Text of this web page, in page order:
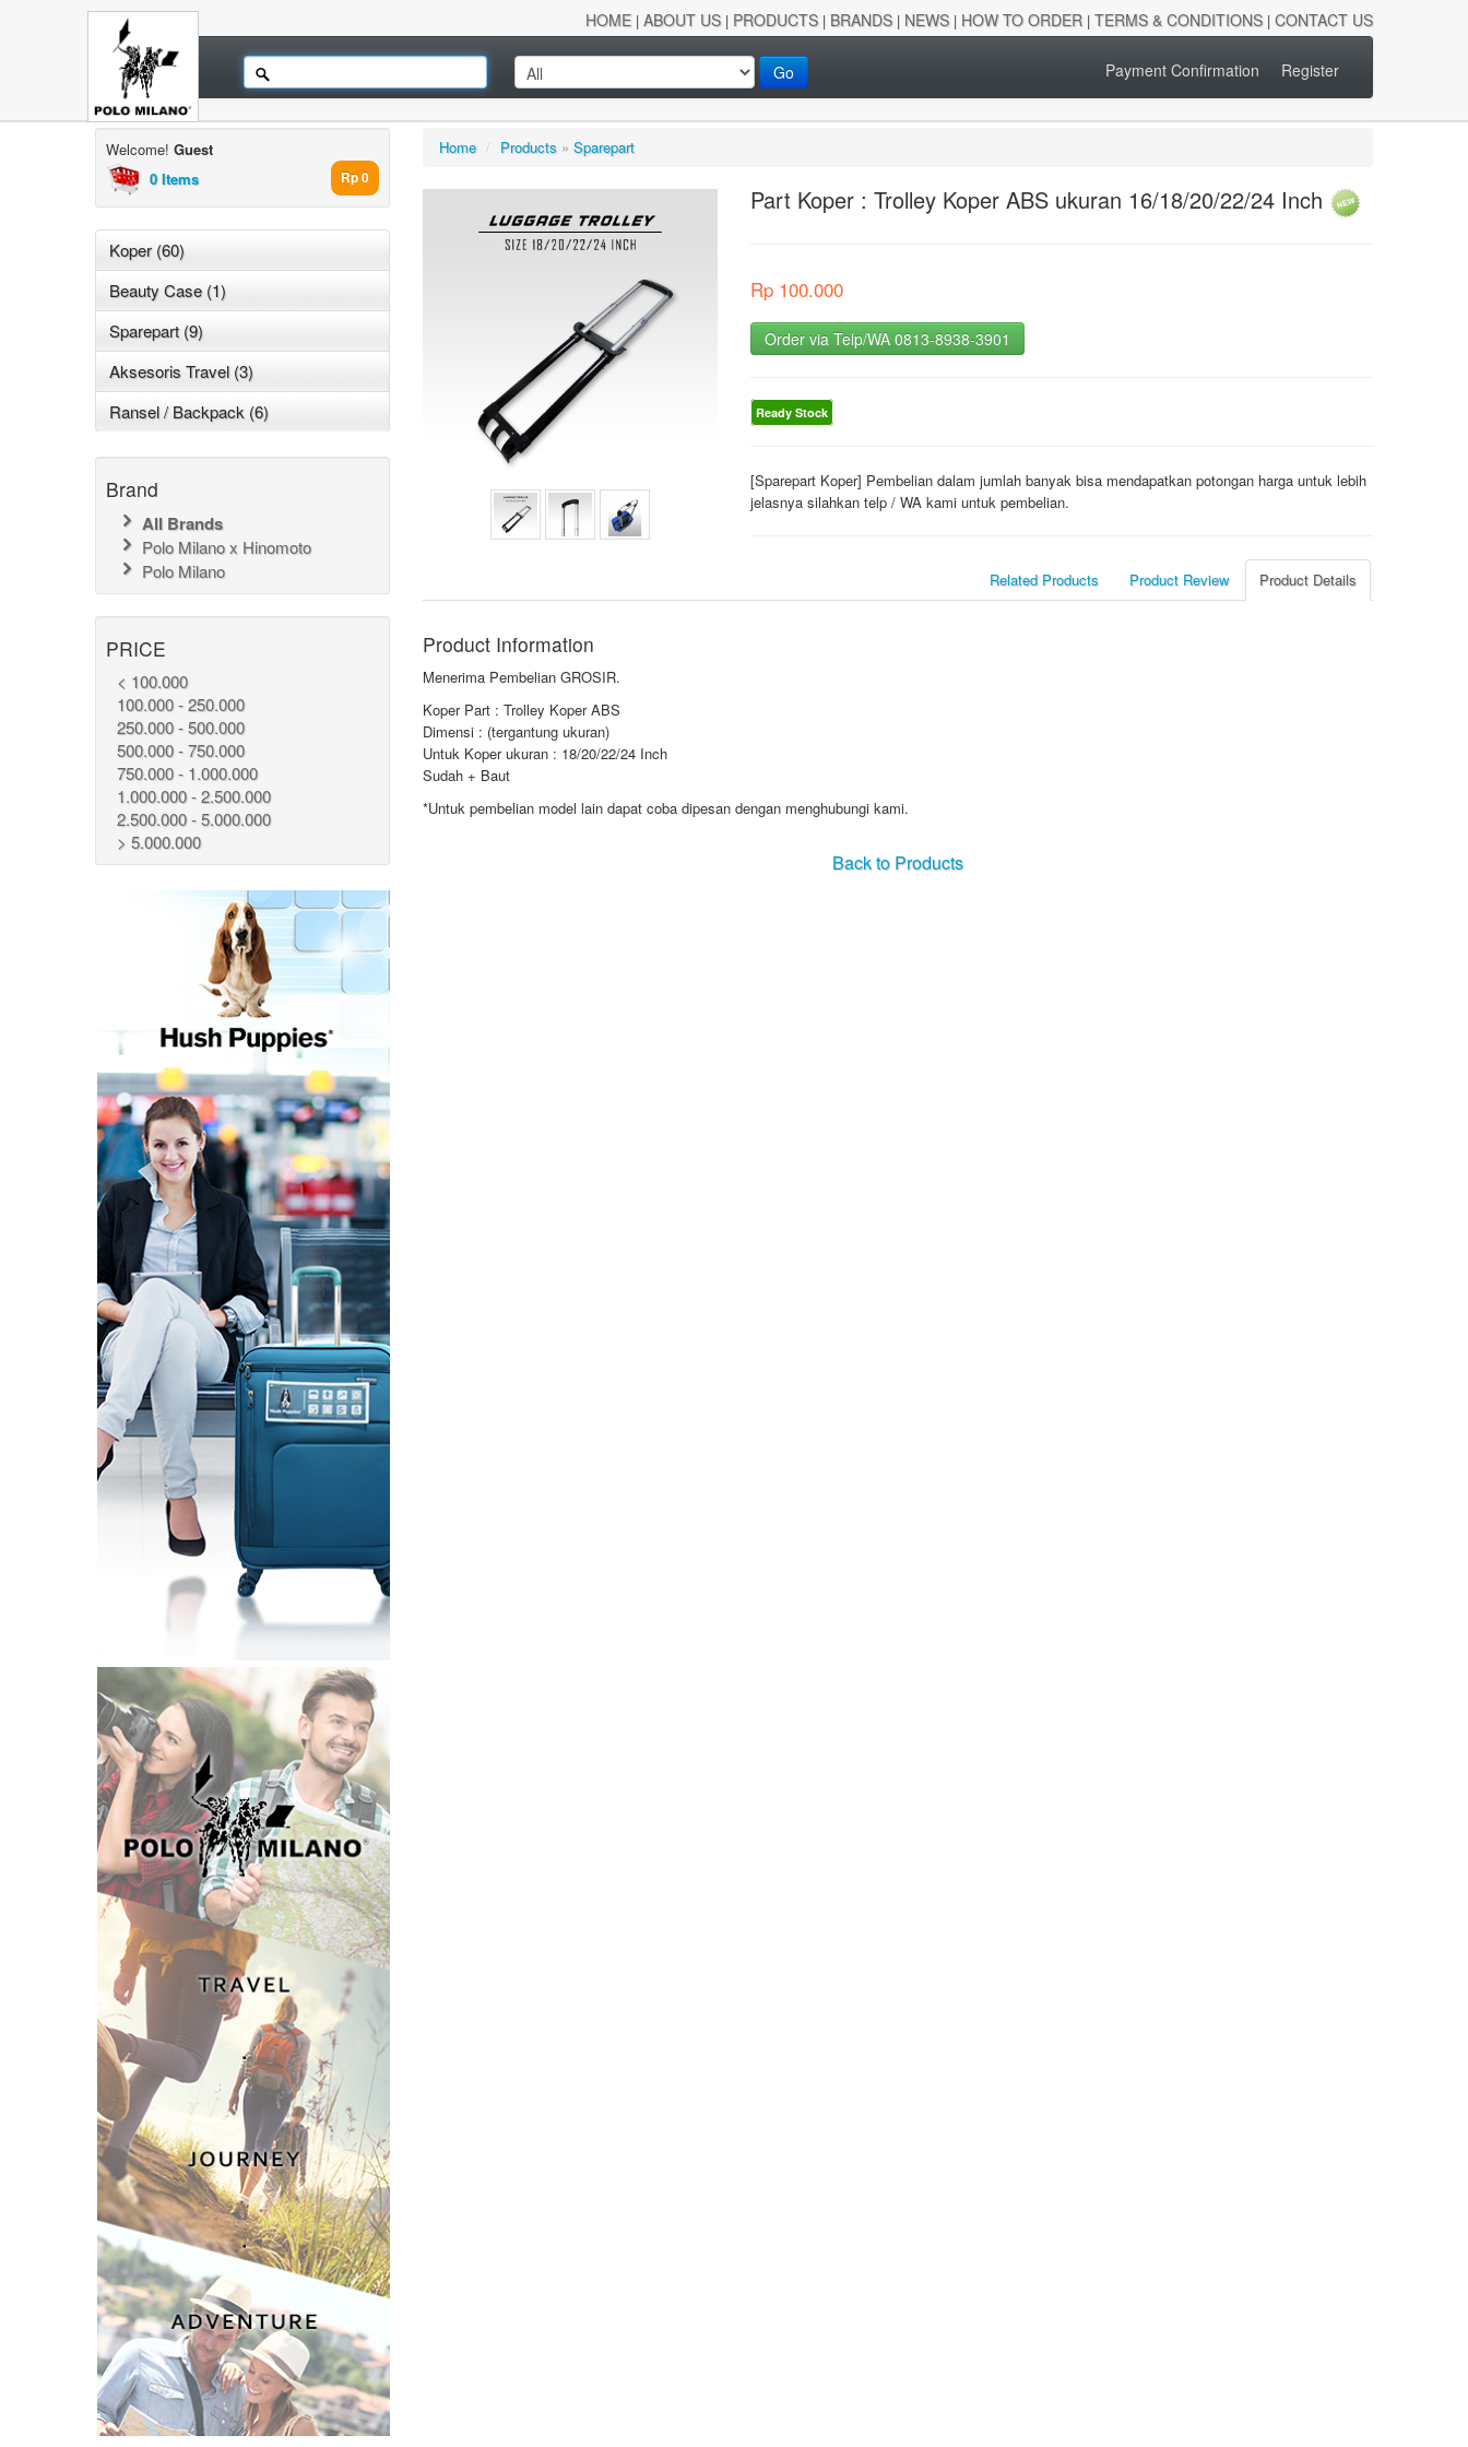
HOME | ABOUT US| PRODUCTS| BRANDS| NEWS| HOW TO ORDER | TERMS & CONDITIONS| CONTACT US
Go Payment Confirmation Register
Welcome! Guest
0 Items
Rp 0
Koper (60)
Beauty Case (1)
Sparepart (9)
Aksesoris Travel (3)
Ransel / Backpack (6)
Brand
All Brands
Polo Milano x Hinomoto
Polo Milano
PRICE
< 100.000
100.000 - 250.000
250.000 - 500.000
500.000 - 750.000
750.000 - 1.000.000
1.000.000 - 2.500.000
2.500.000 - 5.000.000
> 5.000.000
Home / Products » Sparepart
Part Koper : Trolley Koper ABS ukuran 16/18/20/22/24 Inch
Rp 100.000
Order via Telp/WA 0813-8938-3901
Ready Stock
[Sparepart Koper] Pembelian dalam jumlah banyak bisa mendapatkan potongan harga untuk lebih
jelasnya silahkan telp / WA kami untuk pembelian.
Product Details
Product Review
Related Products
Product Information
Menerima Pembelian GROSIR.
Koper Part : Trolley Koper ABS
Dimensi : (tergantung ukuran)
Untuk Koper ukuran : 18/20/22/24 Inch
Sudah + Baut
*Untuk pembelian model lain dapat coba dipesan dengan menghubungi kami.
Back to Products